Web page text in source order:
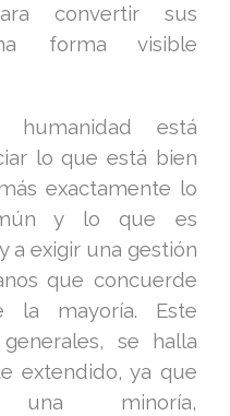
convertir sus
forma visible
está
lo que está bien
exactamente lo
y lo que es
a exigir una gestión
que concuerde
la mayoría. Este
se halla
extendido, ya que
minoría,